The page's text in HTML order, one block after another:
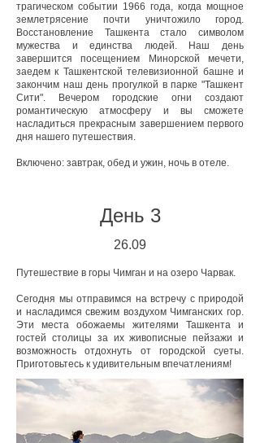
трагическом событии 1966 года, когда мощное
землетрясение почти уничтожило город.
Восстановление Ташкента стало символом
мужества и единства людей. Наш день
завершится посещением Минорской мечети,
заедем к Ташкентской телевизионной башне и
закончим наш день прогулкой в парке "Ташкент
Сити". Вечером городские огни создают
романтическую атмосферу и вы сможете
насладиться прекрасным завершением первого
дня нашего путешествия.
Включено: завтрак, обед и ужин, ночь в отеле.
День 3
26.09
Путешествие в горы Чимган и на озеро Чарвак.
Сегодня мы отправимся на встречу с природой
и насладимся свежим воздухом Чимганских гор.
Эти места обожаемы жителями Ташкента и
гостей столицы за их живописные пейзажи и
возможность отдохнуть от городской суеты.
Приготовьтесь к удивительным впечатлениям!